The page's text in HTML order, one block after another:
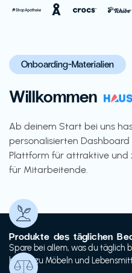
Onboarding-Materialien
Willkommen
Ab deinem Start bei uns
personalisierten Dashboard
Plattform für attraktive
für Mitarbeitende.
Produkte des täglichen
Spare bei allem, was du täglich
bis hin zu Möbeln und